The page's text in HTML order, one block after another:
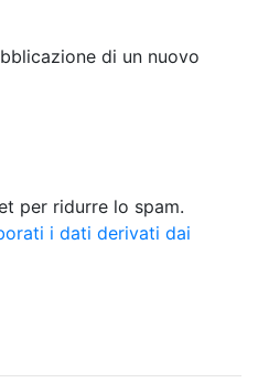
di un nuovo
per ridurre lo spam.
i dati derivati dai